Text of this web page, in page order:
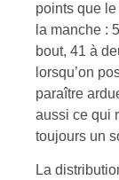
points que
la manche :
bout, 41 à
lorsqu’on
paraître
aussi ce qui
toujours un
La